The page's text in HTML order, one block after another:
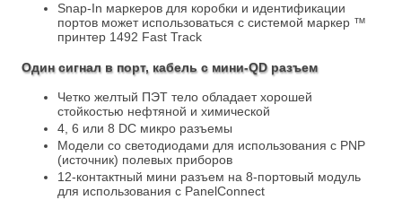
Snap-In маркеров для коробки и идентификации
портов может использоваться с системой маркер ™
принтер 1492 Fast Track
Один сигнал в порт, кабель с мини-QD разъем
Четко желтый ПЭТ тело обладает хорошей
стойкостью нефтяной и химической
4, 6 или 8 DC микро разъемы
Модели со светодиодами для использования с PNP
(источник) полевых приборов
12-контактный мини разъем на 8-портовый модуль
для использования с PanelConnect